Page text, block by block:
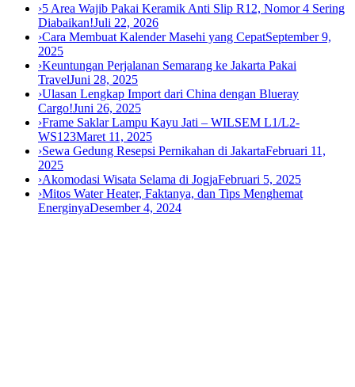
›5 Area Wajib Pakai Keramik Anti Slip R12, Nomor 4 Sering
Diabaikan!Juli 22, 2026
›Cara Membuat Kalender Masehi yang CepatSeptember 9,
2025
›Keuntungan Perjalanan Semarang ke Jakarta Pakai
TravelJuni 28, 2025
›Ulasan Lengkap Import dari China dengan Blueray
Cargo!Juni 26, 2025
›Frame Saklar Lampu Kayu Jati – WILSEM L1/L2-
WS123Maret 11, 2025
›Sewa Gedung Resepsi Pernikahan di JakartaFebruari 11,
2025
›Akomodasi Wisata Selama di JogjaFebruari 5, 2025
›Mitos Water Heater, Faktanya, dan Tips Menghemat
EnerginyaDesember 4, 2024